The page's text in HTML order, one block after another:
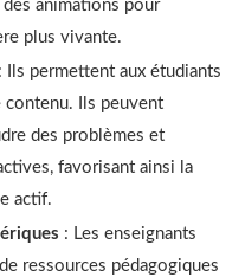
animations pour
plus vivante.
: Ils permettent aux étudiants
contenu. Ils peuvent
des problèmes et
favorisant ainsi la
actif.
: Les enseignants
ressources pédagogiques